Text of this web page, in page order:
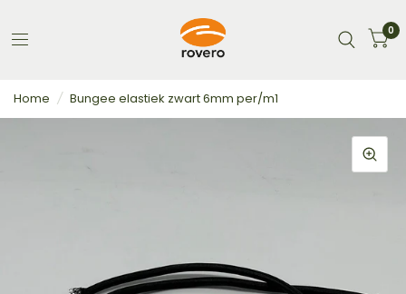
0
Home / Bungee elastiek zwart 6mm per/m1